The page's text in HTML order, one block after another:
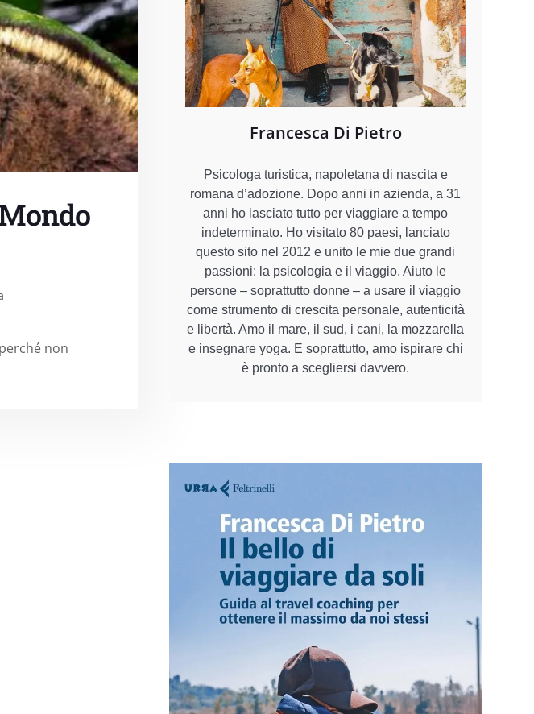
non
Francesca Di Pietro
Psicologa turistica, napoletana di nascita e
romana d’adozione. Dopo anni in azienda, a 31
anni ho lasciato tutto per viaggiare a tempo
indeterminato. Ho visitato 80 paesi, lanciato
questo sito nel 2012 e unito le mie due grandi
passioni: la psicologia e il viaggio. Aiuto le
persone – soprattutto donne – a usare il viaggio
come strumento di crescita personale, autenticità
e libertà. Amo il mare, il sud, i cani, la mozzarella
e insegnare yoga. E soprattutto, amo ispirare chi
è pronto a scegliersi davvero.